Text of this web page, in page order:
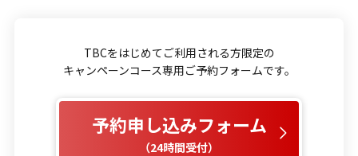
TBCをはじめてご利用される方限定の
キャンペーンコース専用ご予約フォームです。
予約申し込みフォーム
（24時間受付）